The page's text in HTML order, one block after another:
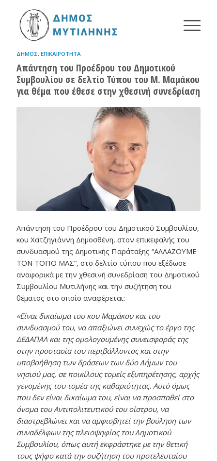
ΔΉΜΟΣ, ΕΠΙΚΑΙΡΌΤΗΤΑ
Απάντηση του Προέδρου του Δημοτικού
Συμβουλίου σε δελτίο Τύπου του Μ. Μαμάκου
για θέμα που έθεσε στην χθεσινή συνεδρίαση
Aπάντηση του Προέδρου του Δημοτικού Συμβουλίου,
κου Χατζηγιάννη Δημοσθένη, στον επικεφαλής του
συνδυασμού της Δημοτικής Παράταξης “ΑΛΛΑΖΟΥΜΕ
ΤΟΝ ΤΟΠΟ ΜΑΣ”, στο δελτίο τύπου που εξέδωσε
αναφορικά με την χθεσινή συνεδρίαση του Δημοτικού
Συμβουλίου Μυτιλήνης και την συζήτηση του
θέματος στο οποίο αναφέρεται:
«Είναι δικαίωμα του κου Μαμάκου και του
συνδυασμού του, να απαξιώνει συνεχώς το έργο της
ΔΕΔΑΠΑΛ και της ομολογουμένης συνεισφοράς της
στην προστασία του περιβάλλοντος και στην
υποβοήθηση των δράσεων των δύο Δήμων του
νησιού μας, σε ποικίλους τομείς εξυπηρέτησης, αρχής
γενομένης του τομέα της καθαριότητας. Αυτό όμως
που δεν είναι δικαίωμα του, είναι να προσπαθεί στο
όνομα του Αντιπολιτευτικού του οίστρου, να
διαστρεβλώνει και να αμφισβητεί την βούληση των
συναδέλφων της πλειοψηφίας του Δημοτικού
Συμβουλίου, όπως αυτή εκφράστηκε με την θετική
τους ψήφο κατά την συζήτηση του προτελευταίου